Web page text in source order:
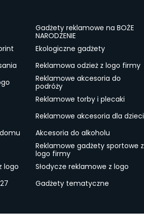
Gadżety reklamowe na BOŻE
NARODZENIE
Ekologiczne gadżety
Reklamowa odzież z logo firmy
Reklamowe akcesoria do
podróży
Reklamowe torby i plecaki
Reklamowe akcesoria dla dzieci
Akcesoria do alkoholu
Reklamowe gadżety sportowe z
logo firmy
logo
Słodycze reklamowe z logo
Gadżety tematyczne